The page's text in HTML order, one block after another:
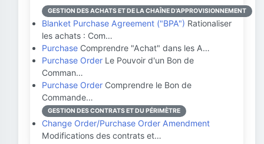
GESTION DES ACHATS ET DE LA CHAÎNE D'APPROVISIONNEMENT
Blanket Purchase Agreement ("BPA") Rationaliser
les achats : Com…
Purchase Comprendre "Achat" dans les A…
Purchase Order Le Pouvoir d'un Bon de
Comman…
Purchase Order Comprendre le Bon de
Commande…
GESTION DES CONTRATS ET DU PÉRIMÈTRE
Change Order/Purchase Order Amendment
Modifications des contrats et…